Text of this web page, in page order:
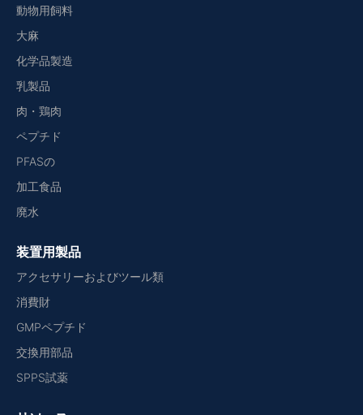
動物用飼料
大麻
化学品製造
乳製品
肉・鶏肉
ペプチド
PFASの
加工食品
廃水
装置用製品
アクセサリーおよびツール類
消費財
GMPペプチド
交換用部品
SPPS試薬